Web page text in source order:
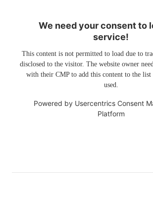
We need your consent to
service!
This content is not permitted to load due to
disclosed to the visitor. The website owner
with their CMP to add this content to the list
used.
Powered by Usercentrics Consent
Platform